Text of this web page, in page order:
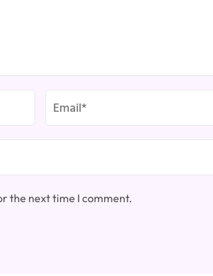
the next time I comment.